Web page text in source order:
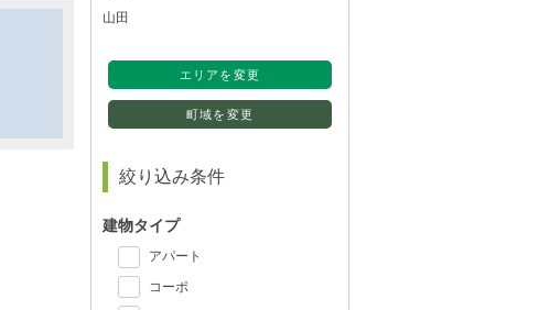
山田
エリアを変更
町域を変更
絞り込み条件
建物タイプ
アパート
コーポ